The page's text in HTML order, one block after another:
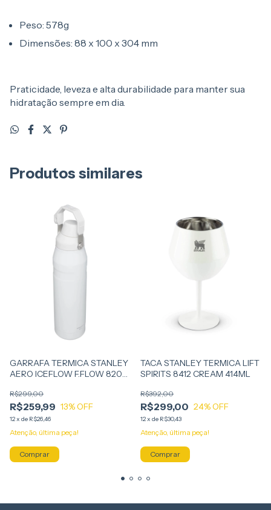
Peso: 578g
Dimensões: 88 x 100 x 304 mm
Praticidade, leveza e alta durabilidade para manter sua
hidratação sempre em dia.
Produtos similares
GARRAFA TERMICA STANLEY
AERO ICEFLOW F.FLOW 8207
R$259,99
R$299,00
13% OFF
12x de R$26,46
Atenção, última peça!
TACA STANLEY TERMICA LIFT
SPIRITS 8412 CREAM 414ML
R$299,00
R$392,00
24% OFF
12x de R$30,43
Atenção, última peça!